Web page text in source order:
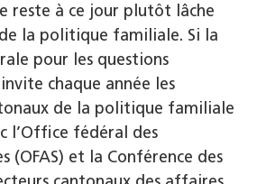
reste à ce jour plutôt lâche
la politique familiale. Si la
pour les questions
chaque année les
de la politique familiale
l’Office fédéral des
(OFAS) et la Conférence des